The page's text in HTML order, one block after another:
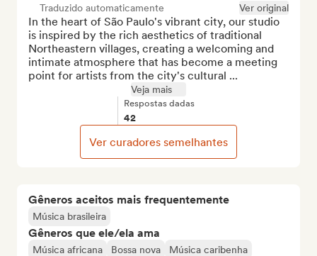
Gêneros aceitos mais frequentemente
Música brasileira
Gêneros que ele/ela ama
Música africana Bossa nova
Música caribenha
Traduzido automaticamente
Ver original
In the heart of São Paulo's vibrant city, our studio
is inspired by the rich aesthetics of traditional
Northeastern villages, creating a welcoming and
intimate atmosphere that has become a meeting
point for artists from the city's cultural ...
Veja mais
Respostas dadas
42
Ver curadores semelhantes